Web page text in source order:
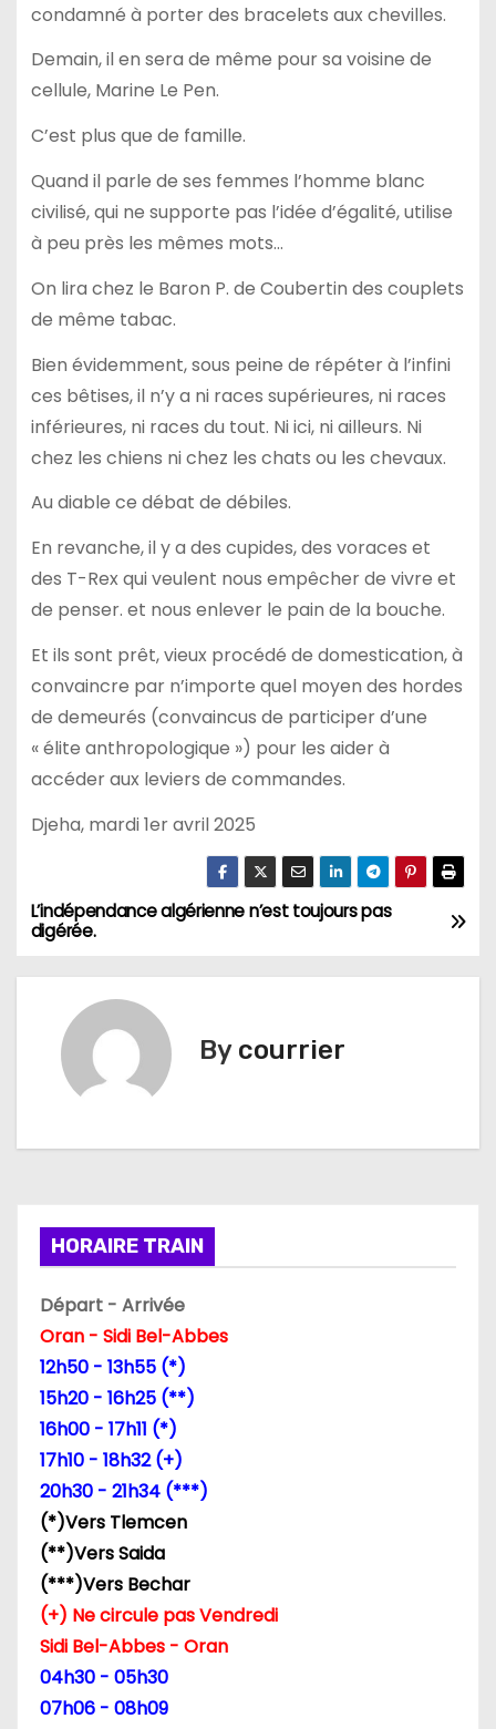
condamné à porter des bracelets aux chevilles.
Demain, il en sera de même pour sa voisine de
cellule, Marine Le Pen.
C’est plus que de famille.
Quand il parle de ses femmes l’homme blanc
civilisé, qui ne supporte pas l’idée d’égalité, utilise
à peu près les mêmes mots…
On lira chez le Baron P. de Coubertin des couplets
de même tabac.
Bien évidemment, sous peine de répéter à l’infini
ces bêtises, il n’y a ni races supérieures, ni races
inférieures, ni races du tout. Ni ici, ni ailleurs. Ni
chez les chiens ni chez les chats ou les chevaux.
Au diable ce débat de débiles.
En revanche, il y a des cupides, des voraces et
des T-Rex qui veulent nous empêcher de vivre et
de penser. et nous enlever le pain de la bouche.
Et ils sont prêt, vieux procédé de domestication, à
convaincre par n’importe quel moyen des hordes
de demeurés (convaincus de participer d’une
« élite anthropologique ») pour les aider à
accéder aux leviers de commandes.
Djeha, mardi 1er avril 2025
N
a
a
o
n
d
e
a
r
t
L’indépendance algérienne n’est toujours pas
digérée.
By courrier
HORAIRE TRAIN
Départ - Arrivée
Oran - Sidi Bel-Abbes
12h50 - 13h55 (*)
15h20 - 16h25 (**)
16h00 - 17h11 (*)
17h10 - 18h32 (+)
20h30 - 21h34 (***)
(*)Vers Tlemcen
(**)Vers Saida
(***)Vers Bechar
(+) Ne circule pas Vendredi
Sidi Bel-Abbes - Oran
04h30 - 05h30
07h06 - 08h09